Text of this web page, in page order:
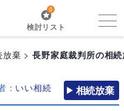
0
検討リスト
放棄 長野家庭裁判所の相
： いい相続 相続放棄